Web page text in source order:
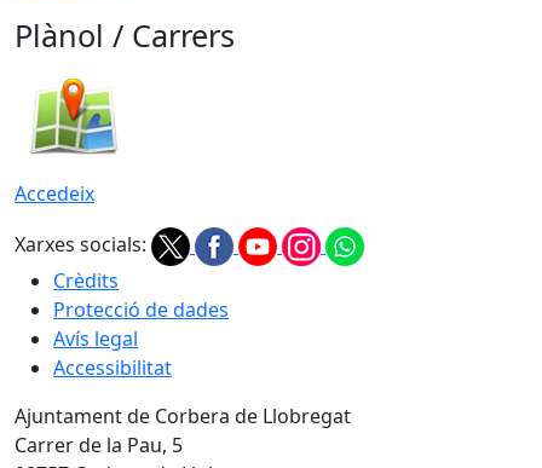
Plànol / Carrers
Accedeix
Xarxes socials:
Crèdits
Protecció de dades
Avís legal
Accessibilitat
Ajuntament de Corbera de Llobregat
Carrer de la Pau, 5